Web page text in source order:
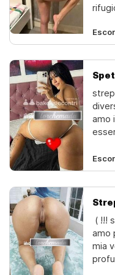
di
vero
amo
di( !!!
amo
mia